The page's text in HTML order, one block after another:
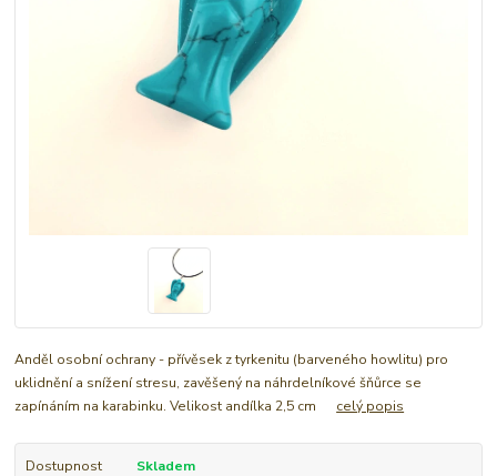
Anděl osobní ochrany - přívěsek z tyrkenitu (barveného howlitu) pro
uklidnění a snížení stresu, zavěšený na náhrdelníkové šňůrce se
zapínáním na karabinku. Velikost andílka 2,5 cm celý popis
Dostupnost Skladem